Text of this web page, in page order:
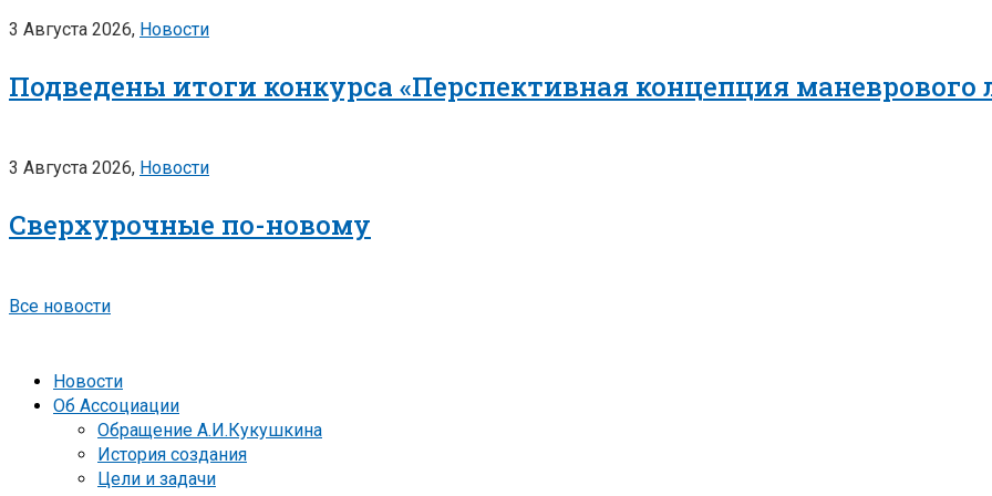
3 Августа 2026, Новости
Подведены итоги конкурса «Перспективная концепция маневрового
3 Августа 2026, Новости
Сверхурочные по-новому
Все новости
Новости
Об Ассоциации
Обращение А.И.Кукушкина
История создания
Цели и задачи